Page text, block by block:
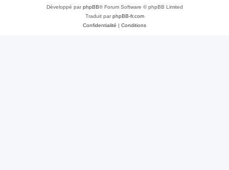
Développé parphpBB® Forum Software © phpBB Limited
Traduit parphpBB-fr.com
Confidentialité | Conditions